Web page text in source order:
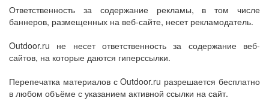
Ответственность за содержание рекламы, в том числе
баннеров, размещенных на веб-сайте, несет рекламодатель.
Outdoor.ru не несет ответственность за содержание веб-
сайтов, на которые даются гиперссылки.
Перепечатка материалов с Outdoor.ru разрешается бесплатно
в любом объёме с указанием активной ссылки на сайт.